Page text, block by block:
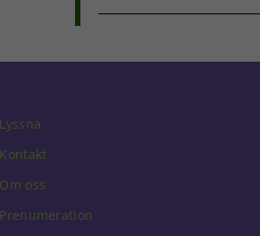
Lyssna
Kontakt
Om oss
Prenumeration